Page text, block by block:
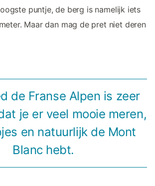
puntje, de berg is namelijk iets
Maar dan mag de pret niet deren
de Franse Alpen is zeer
je er veel mooie meren,
en natuurlijk de Mont
Blanc hebt.